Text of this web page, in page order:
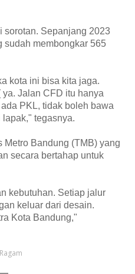
sorotan. Sepanjang 2023
sudah membongkar 565
kota ini bisa kita jaga.
ya. Jalan CFD itu hanya
PKL, tidak boleh bawa
tegasnya.
Metro Bandung (TMB) yang
secara bertahap untuk
kebutuhan. Setiap jalur
keluar dari desain.
Kota Bandung,"
Ragam